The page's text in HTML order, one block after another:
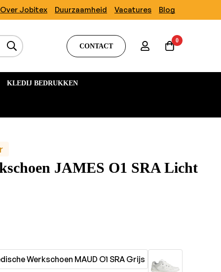
Over Jobitex Duurzaamheid Vacatures Blog
CONTACT
0
KLEDIJ BEDRUKKEN
JAMES O1 SRA Licht